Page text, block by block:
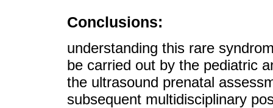
Conclusions:
understanding this rare
be carried out by the pediatric
the ultrasound prenatal
subsequent multidisciplinary